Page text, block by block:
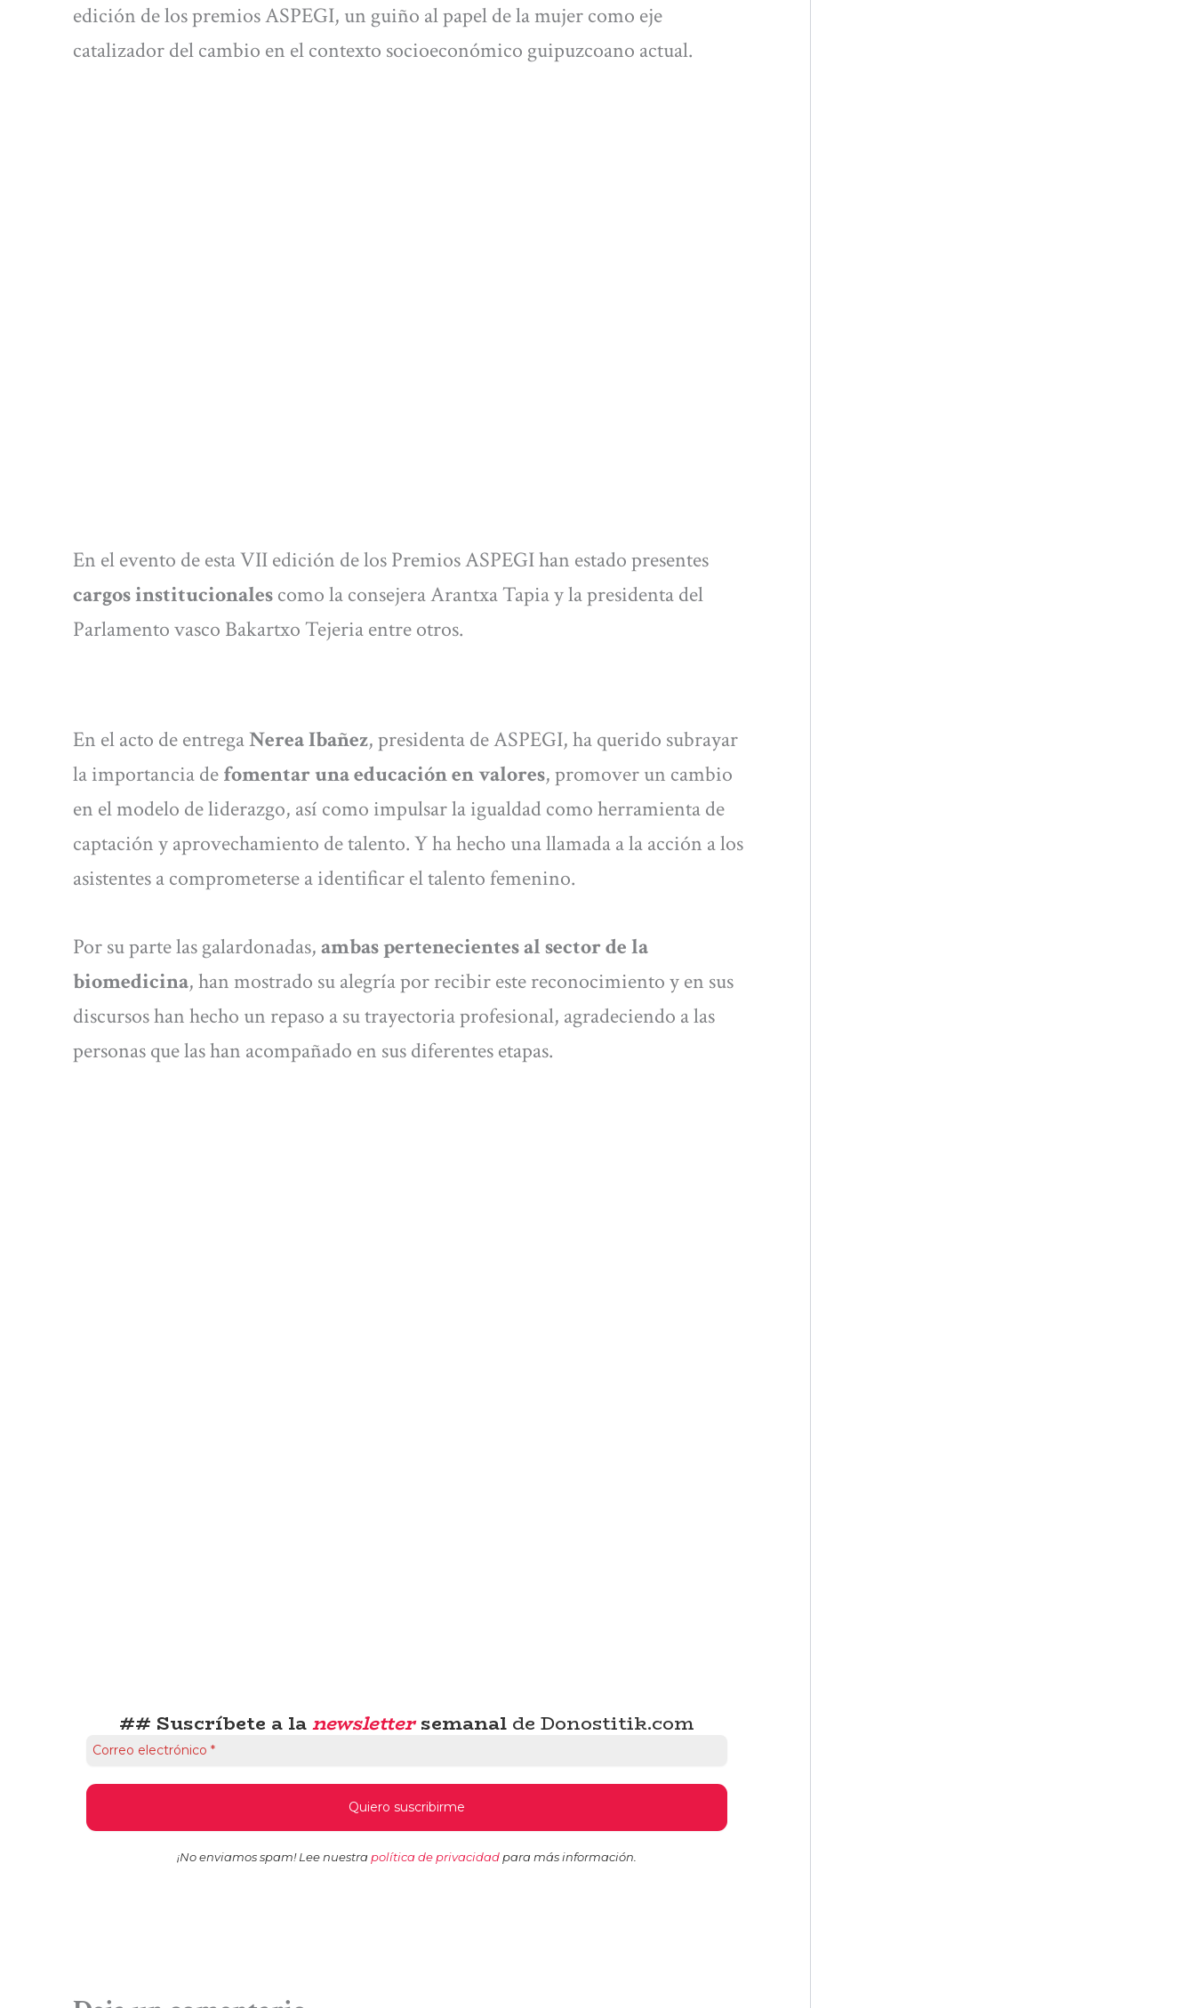
edición de los premios ASPEGI, un guiño al papel de la mujer como eje
catalizador del cambio en el contexto socioeconómico guipuzcoano actual.
En el evento de esta VII edición de los Premios ASPEGI han estado presentes
cargos institucionalescomo la consejera Arantxa Tapia y la presidenta del
Parlamento vasco Bakartxo Tejeria entre otros.
En el acto de entregaNerea Ibañez, presidenta de ASPEGI, ha querido subrayar
la importancia defomentar una educación en valores, promover un cambio
en el modelo de liderazgo, así como impulsar la igualdad como herramienta de
captación y aprovechamiento de talento. Y ha hecho una llamada a la acción a los
asistentes a comprometerse a identificar el talento femenino.
Por su parte las galardonadas,ambas pertenecientes al sector de la
biomedicina, han mostrado su alegría por recibir este reconocimiento y en sus
discursos han hecho un repaso a su trayectoria profesional, agradeciendo a las
personas que las han acompañado en sus diferentes etapas.
## Suscríbete a lanewslettersemanal de Donostitik.com
¡No enviamos spam! Lee nuestra política de privacidad para más información.